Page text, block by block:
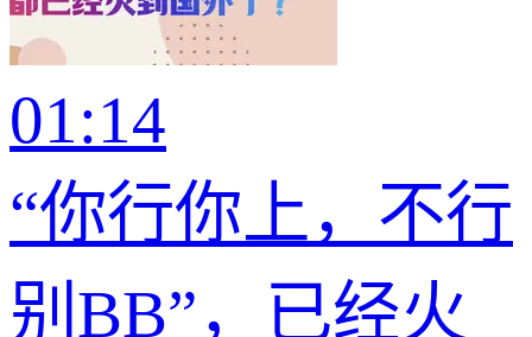
01:14
“你行你上，不行
别BB”，已经火